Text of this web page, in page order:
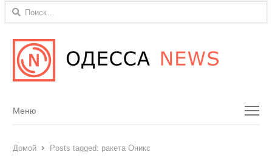
Найти:
Menu
Меню
Домой Posts tagged: ракета Оникс